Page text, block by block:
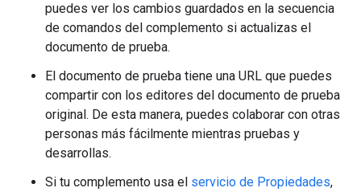
puedes ver los cambios guardados en la secuencia
de comandos del complemento si actualizas el
documento de prueba.
El documento de prueba tiene una URL que puedes
compartir con los editores del documento de prueba
original. De esta manera, puedes colaborar con otras
personas más fácilmente mientras pruebas y
desarrollas.
Si tu complemento usa el servicio de Propiedades,